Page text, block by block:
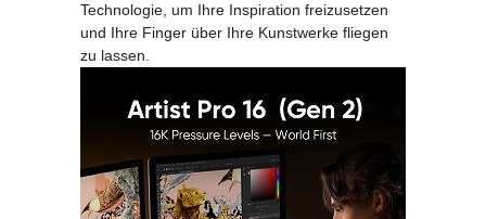
Technologie, um Ihre Inspiration freizusetzen
und Ihre Finger über Ihre Kunstwerke fliegen
zu lassen.